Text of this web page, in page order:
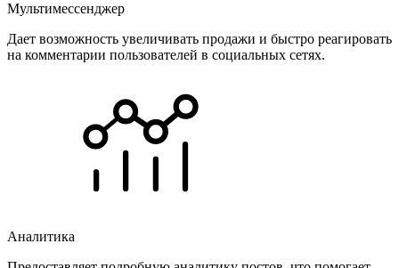
Мультимессенджер
Дает возможность увеличивать продажи и быстро реагировать
на комментарии пользователей в социальных сетях.
Аналитика